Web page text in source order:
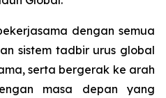
dengan semua
sistem tadbir urus global
serta bergerak ke arah
masa depan yang